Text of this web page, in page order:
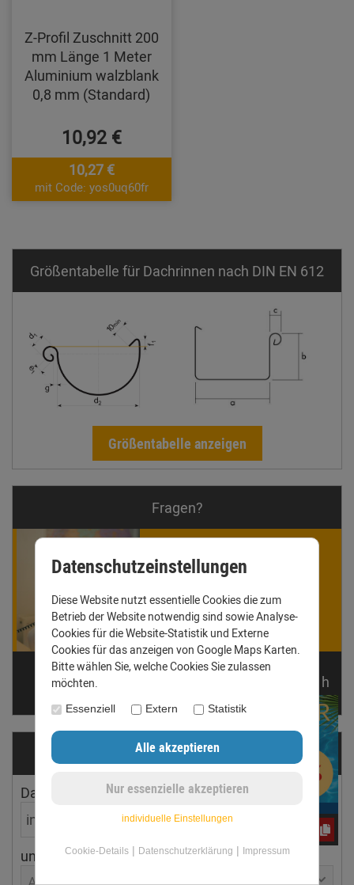
Z-Profil Zuschnitt 200
mm Länge 1 Meter
Aluminium walzblank
0,8 mm (Standard)
10,92 €
10,27 €
mit Code: yos0uq60fr
Größentabelle für Dachrinnen nach DIN EN 612
Größentabelle anzeigen
Fragen?
ist für Dich da!
Fragen. Ruf uns an oder
schreib eine E-Mail.
Telefon: +49 (0) 3431 6060510
anfrage@dachrinnen-shop.de
Dachrinnen­ermittler
Dachfläche Dachneigung
ungefährer Ort
h
Datenschutzeinstellungen
Diese Website nutzt essentielle Cookies die zum
Betrieb der Website notwendig sind sowie Analyse-
Cookies für die Website-Statistik und Externe
Cookies für das anzeigen von Google Maps Karten.
Bitte wählen Sie, welche Cookies Sie zulassen
möchten.
Essenziell Extern Statistik
individuelle Einstellungen
Cookie-Details| Datenschutzerklärung | Impressum